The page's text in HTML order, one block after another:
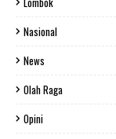
Nasional
News
Olah Raga
Opini